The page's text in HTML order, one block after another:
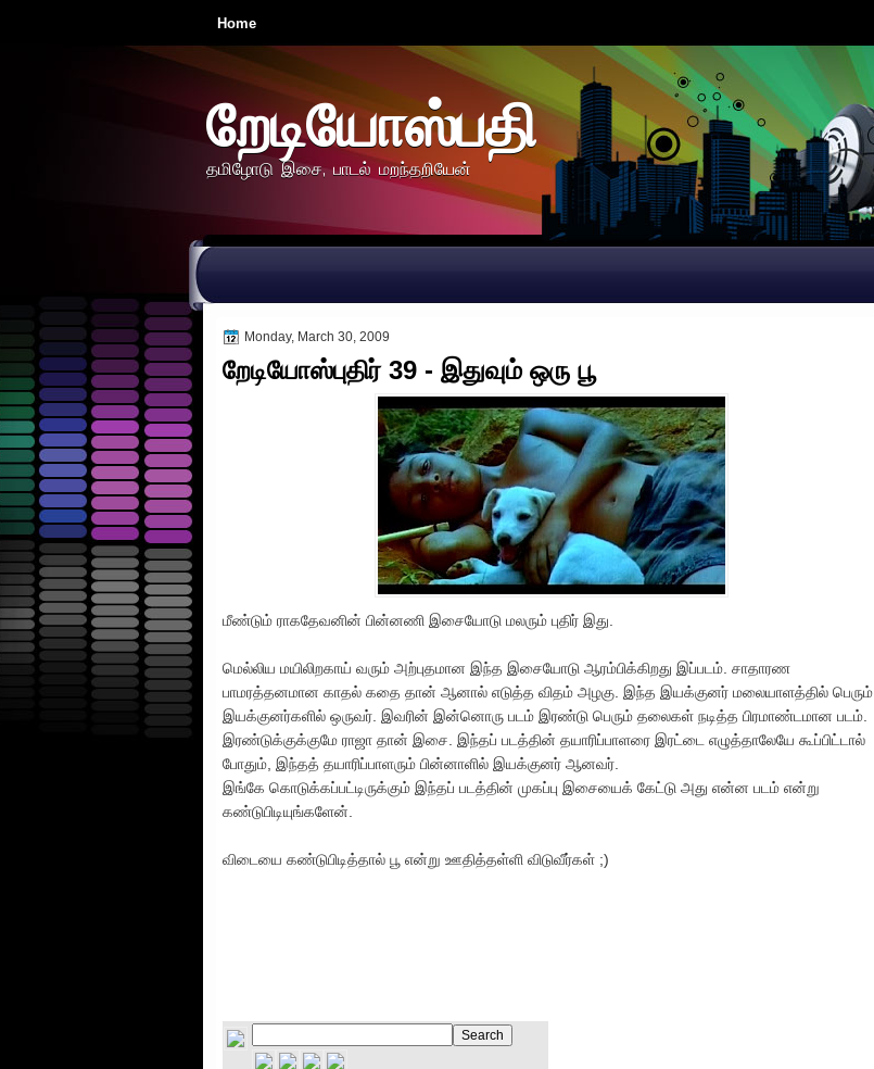
Home
றேடியோஸ்பதி
தமிழோடு இசை, பாடல் மறந்தறியேன்
Monday, March 30, 2009
றேடியோஸ்புதிர் 39 - இதுவும் ஒரு பூ
மீண்டும் ராகதேவனின் பின்னணி இசையோடு மலரும் புதிர் இது.
மெல்லிய மயிலிறகாய் வரும் அற்புதமான இந்த இசையோடு ஆரம்பிக்கிறது இப்படம். சாதாரண
பாமரத்தனமான காதல் கதை தான் ஆனால் எடுத்த விதம் அழகு. இந்த இயக்குனர் மலையாளத்தில் பெரும்
இயக்குனர்களில் ஒருவர். இவரின் இன்னொரு படம் இரண்டு பெரும் தலைகள் நடித்த பிரமாண்டமான படம்.
இரண்டுக்குக்குமே ராஜா தான் இசை. இந்தப் படத்தின் தயாரிப்பாளரை இரட்டை எழுத்தாலேயே கூப்பிட்டால்
போதும், இந்தத் தயாரிப்பாளரும் பின்னாளில் இயக்குனர் ஆனவர்.
இங்கே கொடுக்கப்பட்டிருக்கும் இந்தப் படத்தின் முகப்பு இசையைக் கேட்டு அது என்ன படம் என்று
கண்டுபிடியுங்களேன்.
விடையை கண்டுபிடித்தால் பூ என்று ஊதித்தள்ளி விடுவீர்கள் ;)